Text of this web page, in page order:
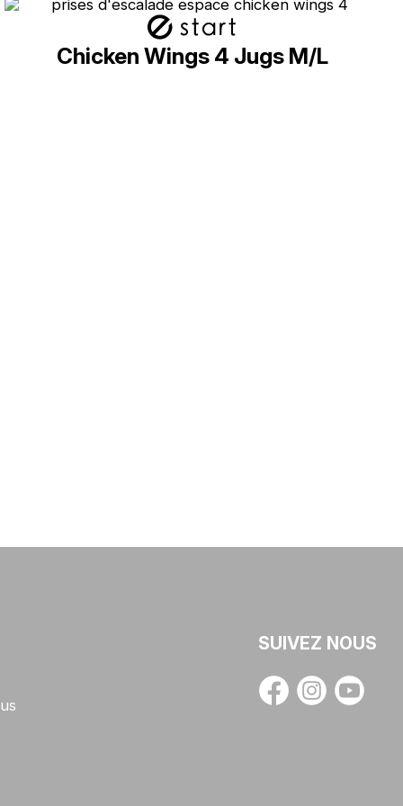
Chicken Wings 4 Jugs M/L
SUIVEZ NOUS